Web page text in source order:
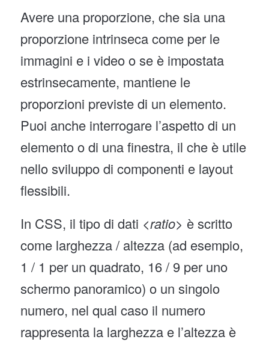
Avere una proporzione, che sia una
proporzione intrinseca come per le
immagini e i video o se è impostata
estrinsecamente, mantiene le
proporzioni previste di un elemento.
Puoi anche interrogare l’aspetto di un
elemento o di una finestra, il che è utile
nello sviluppo di componenti e layout
flessibili.
In CSS, il tipo di dati <ratio> è scritto
come larghezza / altezza (ad esempio,
1 / 1 per un quadrato, 16 / 9 per uno
schermo panoramico) o un singolo
numero, nel qual caso il numero
rappresenta la larghezza e l’altezza è